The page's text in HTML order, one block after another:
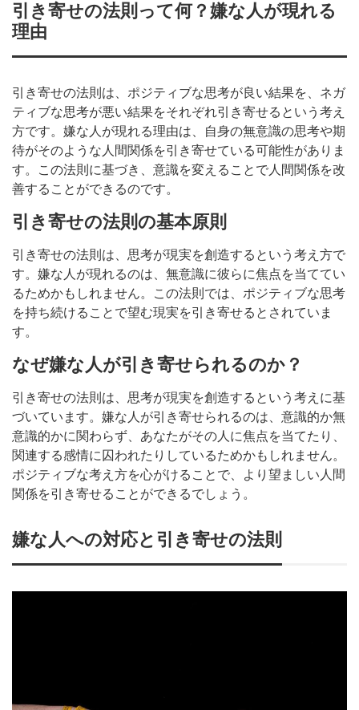
引き寄せの法則って何？嫌な人が現れる
理由
引き寄せの法則は、ポジティブな思考が良い結果を、ネガ
ティブな思考が悪い結果をそれぞれ引き寄せるという考え
方です。嫌な人が現れる理由は、自身の無意識の思考や期
待がそのような人間関係を引き寄せている可能性がありま
す。この法則に基づき、意識を変えることで人間関係を改
善することができるのです。
引き寄せの法則の基本原則
引き寄せの法則は、思考が現実を創造するという考え方で
す。嫌な人が現れるのは、無意識に彼らに焦点を当ててい
るためかもしれません。この法則では、ポジティブな思考
を持ち続けることで望む現実を引き寄せるとされていま
す。
なぜ嫌な人が引き寄せられるのか？
引き寄せの法則は、思考が現実を創造するという考えに基
づいています。嫌な人が引き寄せられるのは、意識的か無
意識的かに関わらず、あなたがその人に焦点を当てたり、
関連する感情に囚われたりしているためかもしれません。
ポジティブな考え方を心がけることで、より望ましい人間
関係を引き寄せることができるでしょう。
嫌な人への対応と引き寄せの法則